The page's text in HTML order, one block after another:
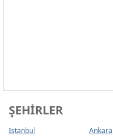
ŞEHIRLER
Istanbul Ankara